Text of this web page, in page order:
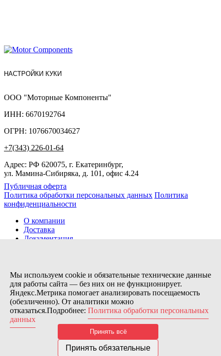
НАСТРОЙКИ КУКИ
ООО "Моторные Компоненты"
ИНН: 6670192764
ОГРН: 1076670034627
+7(343) 226-01-64
Адрес: РФ 620075, г. Екатеринбург,
ул. Мамина-Сибиряка, д. 101, офис 4.24
Публичная оферта
Политика обработки персональных данных Политика
конфиденциальности
О компании
Доставка
Документация
Контакты
Заказов сегодня / Всего
11173
Нас можно найти тут:
© 2026 Motor Components. Все права защищены
Дизайн и разработка сайта
Nice’
В связи с возникшими затруднениями с поставками из-за
Мы используем cookie и обязательные технические данные
для работы сайта — без них он не функционирует.
Яндекс.Метрика помогает анализировать посещаемость
(обезличенно). От аналитики можно
отказаться.Подробнее: Политика обработки персональных
данных
Принять всё
Принять обязательные